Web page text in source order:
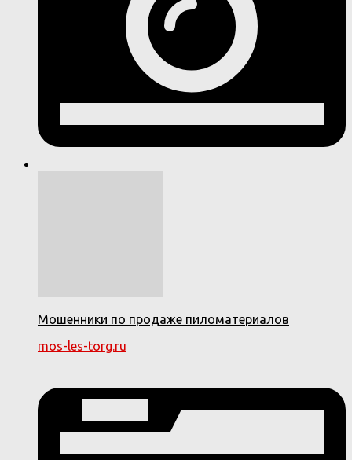
Мошенники по продаже пиломатериалов
mos-les-torg.ru